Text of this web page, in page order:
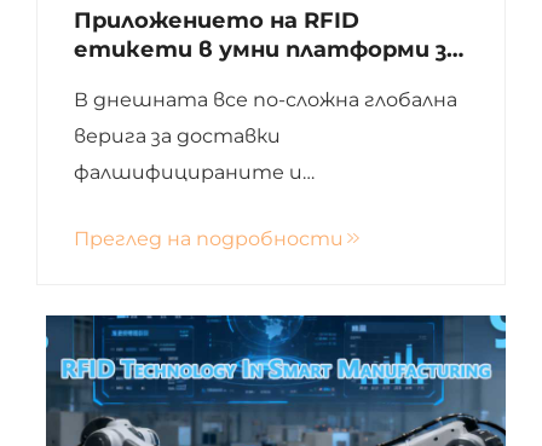
Приложението на RFID
етикети в умни платформи за
стоки и незаконното
отклоняване
В днешната все по-сложна глобална
верига за доставки
фалшифицираните и
сериозно заплашват репутацията,
потребителите към
производителите на маркови
стоки. Това е особено актуално за
средни и висококласови
Преглед на подробности